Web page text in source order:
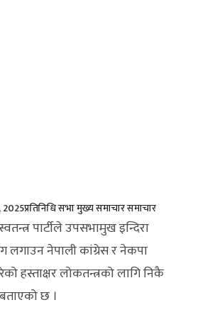
प्रतिनिधि सभामुख्य समाचारसमाचार
पार्टीले उपसभामुख इन्दिरा
लगाउन नेपाली कांग्रेस र नेकपा
हस्ताक्षर लोकतन्त्रको लागि निकै
छ ।